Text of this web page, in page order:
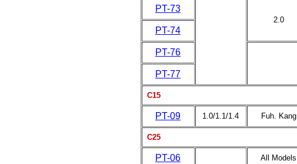
PT-73
2.0
PT-74
PT-76
PT-77
C15
PT-09 1.0/1.1/1.4 Fuh. Kang
C25
PT-06 All Models